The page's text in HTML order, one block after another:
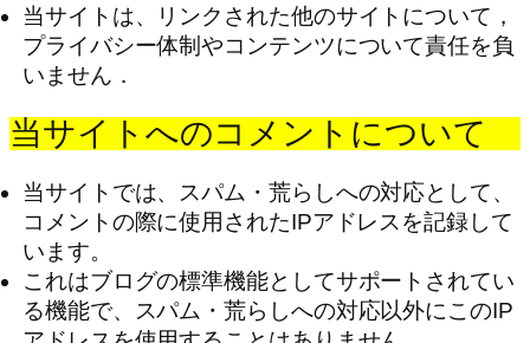
当サイトは、リンクされた他のサイトについて，
プライバシー体制やコンテンツについて責任を負
いません．
当サイトへのコメントについて
当サイトでは、スパム・荒らしへの対応として、
コメントの際に使用されたIPアドレスを記録して
います。
これはブログの標準機能としてサポートされてい
る機能で、スパム・荒らしへの対応以外にこのIP